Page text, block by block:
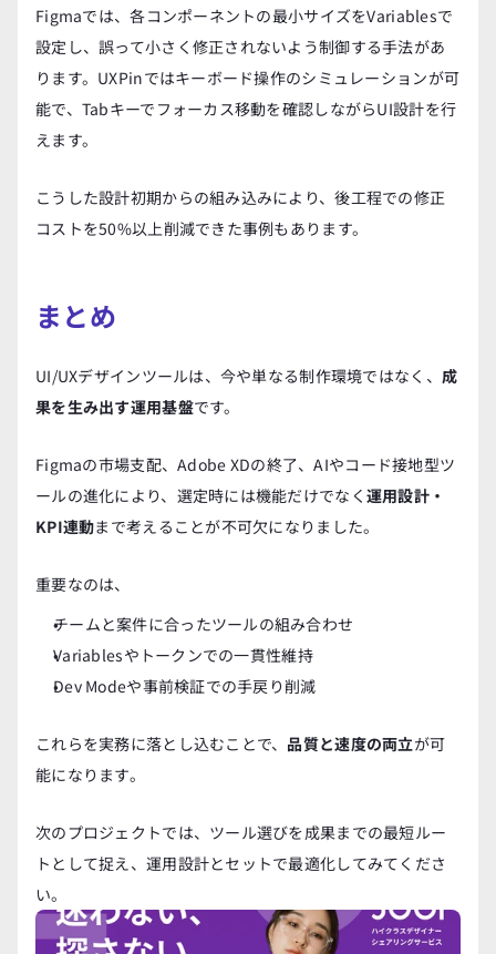
Figmaでは、各コンポーネントの最小サイズをVariablesで
設定し、誤って小さく修正されないよう制御する手法があ
ります。UXPinではキーボード操作のシミュレーションが可
能で、Tabキーでフォーカス移動を確認しながらUI設計を行
えます。
こうした設計初期からの組み込みにより、後工程での修正
コストを50%以上削減できた事例もあります。
まとめ
UI/UXデザインツールは、今や単なる制作環境ではなく、 成
果を生み出す運用基盤です。
Figmaの市場支配、Adobe XDの終了、AIやコード接地型ツ
ールの進化により、選定時には機能だけでなく 運用設計・
KPI連動まで考えることが不可欠になりました。
重要なのは、
チームと案件に合ったツールの組み合わせ
Variablesやトークンでの一貫性維持
Dev Modeや事前検証での手戻り削減
これらを実務に落とし込むことで、 品質と速度の両立が可
能になります。
次のプロジェクトでは、ツール選びを成果までの最短ルー
トとして捉え、運用設計とセットで最適化してみてくださ
い。